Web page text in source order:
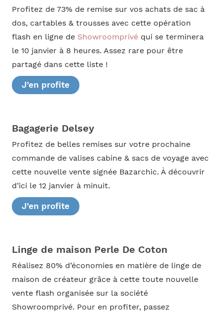
Profitez de 73% de remise sur vos achats de sac à
dos, cartables & trousses avec cette opération
flash en ligne de Showroomprivéqui se terminera
le 10 janvier à 8 heures. Assez rare pour être
partagé dans cette liste !
J’en profite
Bagagerie Delsey
Profitez de belles remises sur votre prochaine
commande de valises cabine & sacs de voyage avec
cette nouvelle vente signée Bazarchic. À découvrir
d’ici le 12 janvier à minuit.
J’en profite
Linge de maison Perle De Coton
Réalisez 80% d’économies en matière de linge de
maison de créateur grâce à cette toute nouvelle
vente flash organisée sur la société
Showroomprivé. Pour en profiter, passez